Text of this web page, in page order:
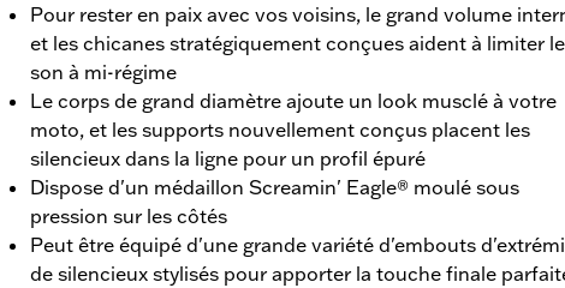
Pour rester en paix avec vos voisins, le grand volume
et les chicanes stratégiquement conçues aident à limiter le
son à mi-régime
Le corps de grand diamètre ajoute un look musclé à votre
moto, et les supports nouvellement conçus placent les
silencieux dans la ligne pour un profil épuré
Dispose d'un médaillon Screamin' Eagle® moulé sous
pression sur les côtés
Peut être équipé d'une grande variété d'embouts
de silencieux stylisés pour apporter la touche finale